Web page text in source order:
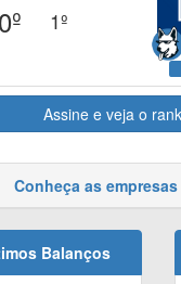
1º
Assine e veja o
Conheça as
Balanços